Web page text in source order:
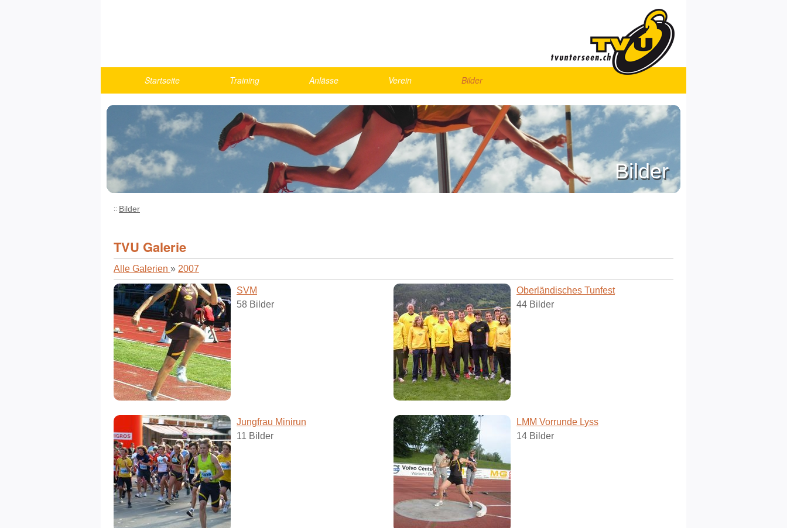
Startseite
Berichte
Training
Turnen
U10
U12
U16
Anlässe
Skirennen
Schnällscht Bödeler
Die Schnällschte Oberländer
UBS Kids Cup
LMM Vorrunde
Verein
Vorstand
Agenda
Jahresmeisterschaft
Rekorde
Bestenliste, Statistik
Bilder
2026
2025
2024
2023
2022
Bilder
Bilder
TVU Galerie
Alle Galerien » 2007
SVM
58 Bilder
Oberländisches Tunfest
44 Bilder
Jungfrau Minirun
11 Bilder
LMM Vorrunde Lyss
14 Bilder